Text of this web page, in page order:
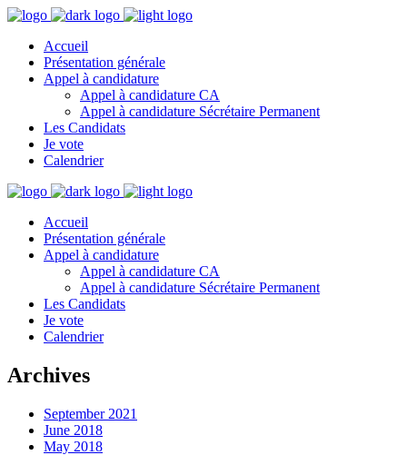
Accueil
Présentation générale
Appel à candidature
Appel à candidature CA
Appel à candidature Sécrétaire Permanent
Les Candidats
Je vote
Calendrier
Accueil
Présentation générale
Appel à candidature
Appel à candidature CA
Appel à candidature Sécrétaire Permanent
Les Candidats
Je vote
Calendrier
Archives
September 2021
June 2018
May 2018